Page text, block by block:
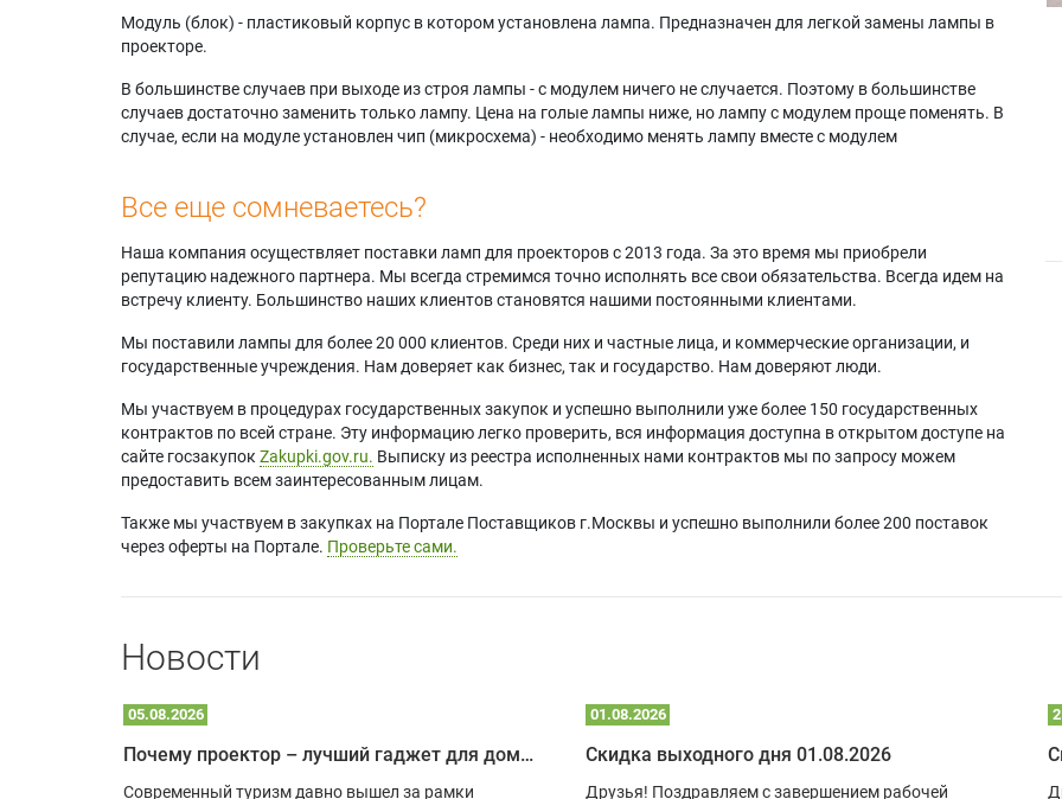
Модуль (блок) - пластиковый корпус в котором установлена лампа. Предназначен для легкой замены лампы в
проекторе.
В большинстве случаев при выходе из строя лампы - с модулем ничего не случается. Поэтому в большинстве
случаев достаточно заменить только лампу. Цена на голые лампы ниже, но лампу с модулем проще поменять. В
случае, если на модуле установлен чип (микросхема) - необходимо менять лампу вместе с модулем
Все еще сомневаетесь?
Наша компания осуществляет поставки ламп для проекторов с 2013 года. За это время мы приобрели
репутацию надежного партнера. Мы всегда стремимся точно исполнять все свои обязательства. Всегда идем на
встречу клиенту. Большинство наших клиентов становятся нашими постоянными клиентами.
Мы поставили лампы для более 20 000 клиентов. Среди них и частные лица, и коммерческие организации, и
государственные учреждения. Нам доверяет как бизнес, так и государство. Нам доверяют люди.
Мы участвуем в процедурах государственных закупок и успешно выполнили уже более 150 государственных
контрактов по всей стране. Эту информацию легко проверить, вся информация доступна в открытом доступе на
сайте госзакупок Zakupki.gov.ru. Выписку из реестра исполненных нами контрактов мы по запросу можем
предоставить всем заинтересованным лицам.
Также мы участвуем в закупках на Портале Поставщиков г.Москвы и успешно выполнили более 200 поставок
через оферты на Портале. Проверьте сами.
Новости
05.08.2026
Почему проектор – лучший гаджет для домика в глэмпинге
Современный туризм давно вышел за рамки
01.08.2026
Скидка выходного дня 01.08.2026
Друзья! Поздравляем с завершением рабочей